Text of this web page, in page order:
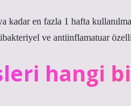
kadar en fazla 1 hafta
ve antiinflamatuar
hangi